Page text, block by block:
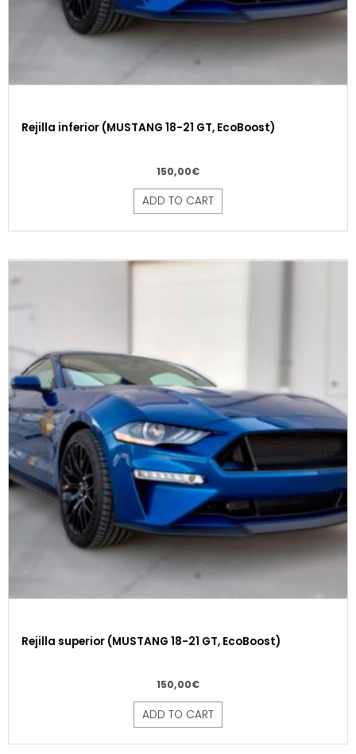
Rejilla inferior (MUSTANG 18-21 GT, EcoBoost)
150,00€
ADD TO CART
Rejilla superior (MUSTANG 18-21 GT, EcoBoost)
150,00€
ADD TO CART